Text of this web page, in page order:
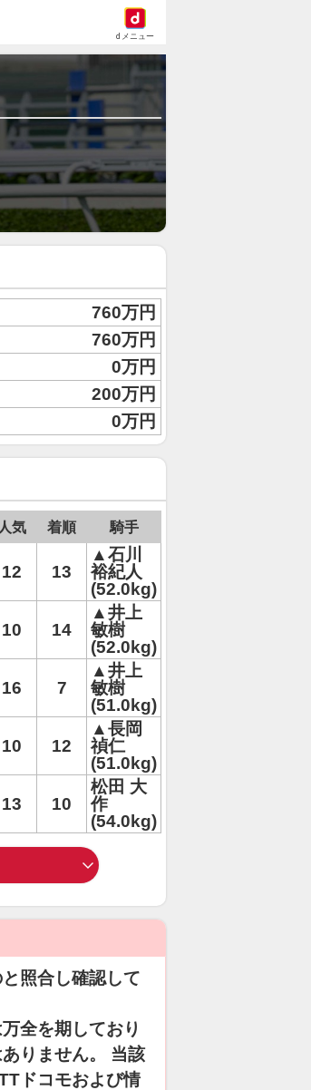
dメニュー
760万円
760万円
0万円
200万円
0万円
人気 着順 騎手
12 13
▲石川
裕紀人
(52.0kg)
10 14
▲井上
敏樹
(52.0kg)
16 7
▲井上
敏樹
(51.0kg)
10 12
▲長岡
禎仁
(51.0kg)
13 10
松田 大
作
(54.0kg)
照合し確認して
全を期しており
りません。 当該
ドコモおよび情